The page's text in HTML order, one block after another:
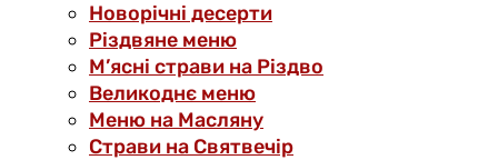
Новорічні десерти
Різдвяне меню
М’ясні страви на Різдво
Великоднє меню
Меню на Масляну
Страви на Святвечір